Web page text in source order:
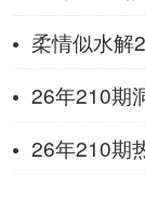
柔情似水解
26年210期
26年210期